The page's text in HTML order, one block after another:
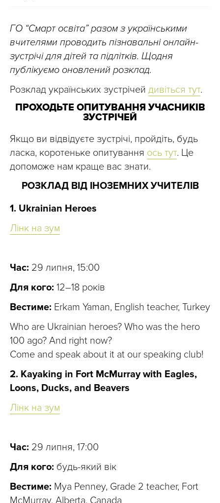
ГО “Смарт освіта” разом з українськими
вчителями проводить пізнавальні онлайн-
зустрічі для дітей та підлітків. Щодня
публікуємо оновлений розклад.
Розклад українських зустрічей дивіться тут.
ПРОХОДЬТЕ ОПИТУВАННЯ УЧАСНИКІВ
ЗУСТРІЧЕЙ
Якщо ви відвідуєте зустрічі, пройдіть, будь
ласка, коротеньке опитування ось тут. Це
допоможе нам краще вас знати.
РОЗКЛАД ВІД ІНОЗЕМНИХ УЧИТЕЛІВ
1. Ukrainian Heroes
Лінк на зум
Час: 29 липня, 15:00
Для кого: 12–18 років
Вестиме: Erkam Yaman, English teacher, Turkey
Who are Ukrainian heroes? Who was the hero
100 ago? And right now?
Come and speak about it at our speaking club!
2. Kayaking in Fort McMurray with Eagles,
Loons, Ducks, and Beavers
Лінк на зум
Час: 29 липня, 17:00
Для кого: будь-який вік
Вестиме: Mya Penney, Grade 2 teacher, Fort
McMurray, Alberta, Canada